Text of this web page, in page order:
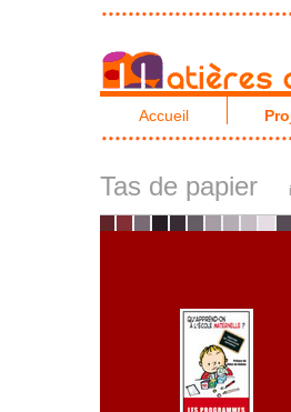
Accueil
Tas de papier